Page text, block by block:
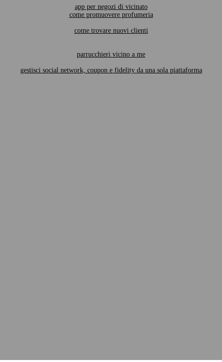
app per negozi di vicinato
come promuovere profumeria
come trovare nuovi clienti
parrucchieri vicino a me
gestisci social network, coupon e fidelity da una sola piattaforma